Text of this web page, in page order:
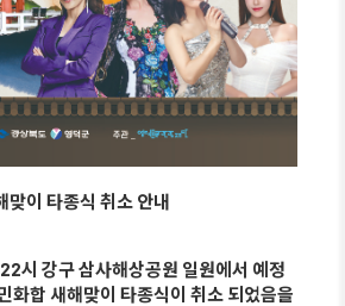
이 타종식 취소 안내
시 강구 삼사해상공원 일원에서 예정
화합 새해맞이 타종식이 취소 되었음을